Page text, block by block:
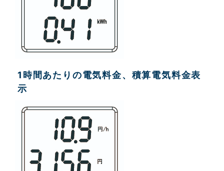
1時間あたりの電気料金、積算電気料金表
示